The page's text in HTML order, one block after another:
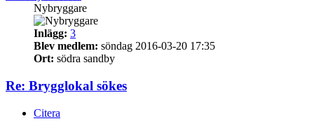
Nybryggare
Inlägg: 3
Blev medlem: söndag 2016-03-20 17:35
Ort: södra sandby
Re: Brygglokal sökes
Citera